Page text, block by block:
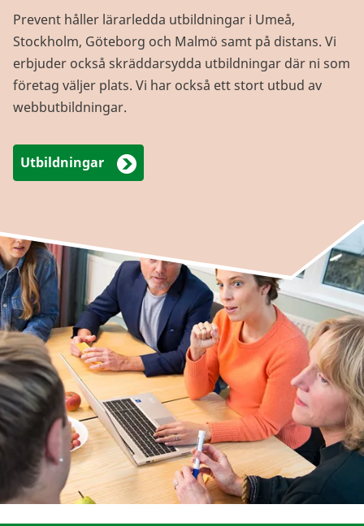
Prevent håller lärarledda utbildningar i Umeå,
Stockholm, Göteborg och Malmö samt på distans. Vi
erbjuder också skräddarsydda utbildningar där ni som
företag väljer plats. Vi har också ett stort utbud av
webbutbildningar.
Utbildningar